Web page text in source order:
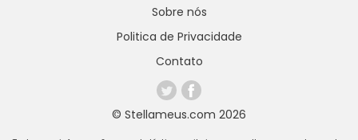
© Stellameus.com 2026
Sobre nós
Politica de Privacidade
Contato